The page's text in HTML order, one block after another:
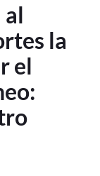
al
la
el